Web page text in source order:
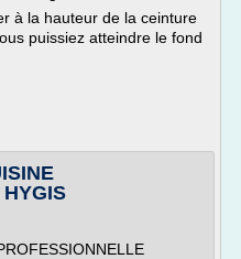
à la hauteur de la ceinture
puissiez atteindre le fond